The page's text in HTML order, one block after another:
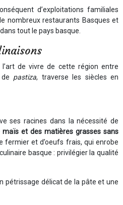
d’exploitations familiales
nombreux restaurants Basques et
tout le pays basque.
de vivre de cette région entre
pastiza, traverse les siècles en
ses racines dans la nécessité de
maïs et des matières grasses sans
fermier et d’oeufs frais, qui enrobe
basque : privilégier la qualité
pétrissage délicat de la pâte et une